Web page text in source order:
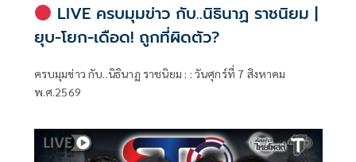
LIVE ครบมุมข่าว กับ..นิธินาฏ ราชนิยม |
ยุบ-โยก-เดือด! ถูกที่ผิดตัว?
ครบมุมข่าว กับ..นิธินาฏ ราชนิยม : : วันศุกร์ที่ 7 สิงหาคม
พ.ศ.2569